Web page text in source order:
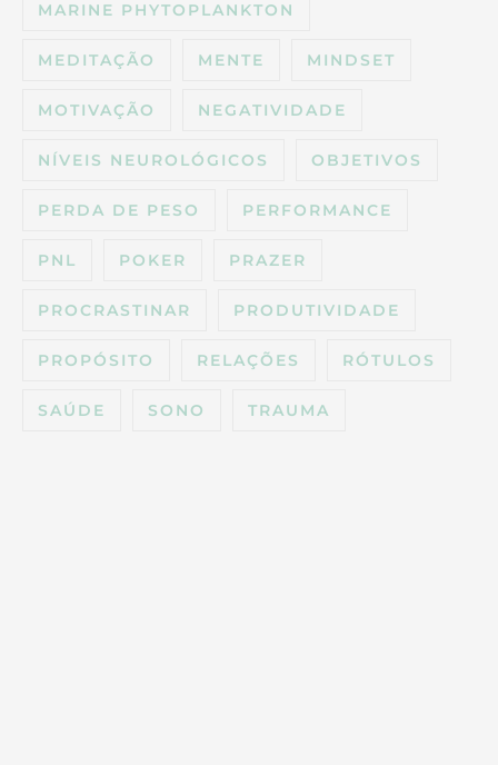
MARINE PHYTOPLANKTON
MEDITAÇÃO MENTE MINDSET
MOTIVAÇÃO NEGATIVIDADE
NÍVEIS NEUROLÓGICOS OBJETIVOS
PERDA DE PESO PERFORMANCE
PNL POKER PRAZER
PROCRASTINAR PRODUTIVIDADE
PROPÓSITO RELAÇÕES RÓTULOS
SAÚDE SONO TRAUMA